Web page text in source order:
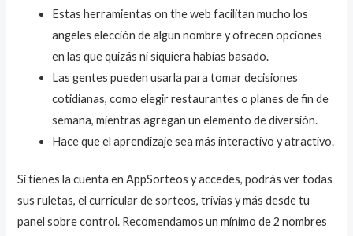
Estas herramientas on the web facilitan mucho los
angeles elección de algun nombre y ofrecen opciones
en las que quizás ni siquiera habías basado.
Las gentes pueden usarla para tomar decisiones
cotidianas, como elegir restaurantes o planes de fin de
semana, mientras agregan un elemento de diversión.
Hace que el aprendizaje sea más interactivo y atractivo.
Si tienes la cuenta en AppSorteos y accedes, podrás ver todas
sus ruletas, el curricular de sorteos, trivias y más desde tu
panel sobre control. Recomendamos un mínimo de 2 nombres